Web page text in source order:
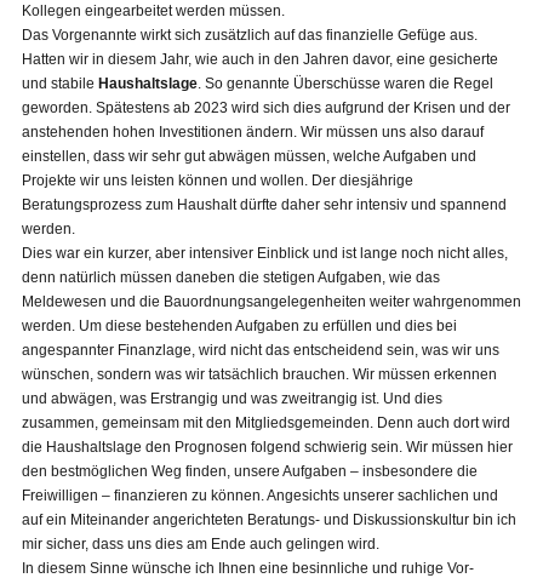
Kollegen eingearbeitet werden müssen.
Das Vorgenannte wirkt sich zusätzlich auf das finanzielle Gefüge aus.
Hatten wir in diesem Jahr, wie auch in den Jahren davor, eine gesicherte
und stabile Haushaltslage . So genannte Überschüsse waren die Regel
geworden. Spätestens ab 2023 wird sich dies aufgrund der Krisen und der
anstehenden hohen Investitionen ändern. Wir müssen uns also darauf
einstellen, dass wir sehr gut abwägen müssen, welche Aufgaben und
Projekte wir uns leisten können und wollen. Der diesjährige
Beratungsprozess zum Haushalt dürfte daher sehr intensiv und spannend
werden.
Dies war ein kurzer, aber intensiver Einblick und ist lange noch nicht alles,
denn natürlich müssen daneben die stetigen Aufgaben, wie das
Meldewesen und die Bauordnungsangelegenheiten weiter wahrgenommen
werden. Um diese bestehenden Aufgaben zu erfüllen und dies bei
angespannter Finanzlage, wird nicht das entscheidend sein, was wir uns
wünschen, sondern was wir tatsächlich brauchen. Wir müssen erkennen
und abwägen, was Erstrangig und was zweitrangig ist. Und dies
zusammen, gemeinsam mit den Mitgliedsgemeinden. Denn auch dort wird
die Haushaltslage den Prognosen folgend schwierig sein. Wir müssen hier
den bestmöglichen Weg finden, unsere Aufgaben – insbesondere die
Freiwilligen – finanzieren zu können. Angesichts unserer sachlichen und
auf ein Miteinander angerichteten Beratungs- und Diskussionskultur bin ich
mir sicher, dass uns dies am Ende auch gelingen wird.
In diesem Sinne wünsche ich Ihnen eine besinnliche und ruhige Vor-